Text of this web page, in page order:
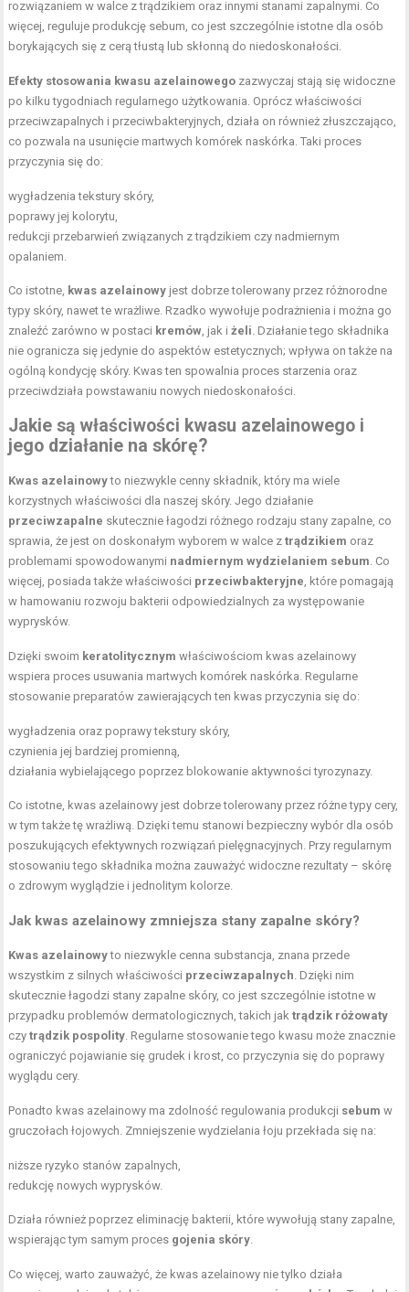
rozwiązaniem w walce z trądzikiem oraz innymi stanami zapalnymi. Co
więcej, reguluje produkcję sebum, co jest szczególnie istotne dla osób
borykających się z cerą tłustą lub skłonną do niedoskonałości.
Efekty stosowania kwasu azelainowego zazwyczaj stają się widoczne
po kilku tygodniach regularnego użytkowania. Oprócz właściwości
przeciwzapalnych i przeciwbakteryjnych, działa on również złuszczająco,
co pozwala na usunięcie martwych komórek naskórka. Taki proces
przyczynia się do:
wygładzenia tekstury skóry,
poprawy jej kolorytu,
redukcji przebarwień związanych z trądzikiem czy nadmiernym
opalaniem.
Co istotne, kwas azelainowy jest dobrze tolerowany przez różnorodne
typy skóry, nawet te wrażliwe. Rzadko wywołuje podrażnienia i można go
znaleźć zarówno w postaci kremów , jak iżeli . Działanie tego składnika
nie ogranicza się jedynie do aspektów estetycznych; wpływa on także na
ogólną kondycję skóry. Kwas ten spowalnia proces starzenia oraz
przeciwdziała powstawaniu nowych niedoskonałości.
Jakie są właściwości kwasu azelainowego i
jego działanie na skórę?
Kwas azelainowyto niezwykle cenny składnik, który ma wiele
korzystnych właściwości dla naszej skóry. Jego działanie
przeciwzapalne skutecznie łagodzi różnego rodzaju stany zapalne, co
sprawia, że jest on doskonałym wyborem w walce ztrądzikiem oraz
problemami spowodowanymi nadmiernym wydzielaniem sebum . Co
więcej, posiada także właściwości przeciwbakteryjne , które pomagają
w hamowaniu rozwoju bakterii odpowiedzialnych za występowanie
wyprysków.
Dzięki swoim keratolitycznym właściwościom kwas azelainowy
wspiera proces usuwania martwych komórek naskórka. Regularne
stosowanie preparatów zawierających ten kwas przyczynia się do:
wygładzenia oraz poprawy tekstury skóry,
czynienia jej bardziej promienną,
działania wybielającego poprzez blokowanie aktywności tyrozynazy.
Co istotne, kwas azelainowy jest dobrze tolerowany przez różne typy cery,
w tym także tę wrażliwą. Dzięki temu stanowi bezpieczny wybór dla osób
poszukujących efektywnych rozwiązań pielęgnacyjnych. Przy regularnym
stosowaniu tego składnika można zauważyć widoczne rezultaty – skórę
o zdrowym wyglądzie i jednolitym kolorze.
Jak kwas azelainowy zmniejsza stany zapalne skóry?
Kwas azelainowyto niezwykle cenna substancja, znana przede
wszystkim z silnych właściwości przeciwzapalnych . Dzięki nim
skutecznie łagodzi stany zapalne skóry, co jest szczególnie istotne w
przypadku problemów dermatologicznych, takich jaktrądzik różowaty
czytrądzik pospolity . Regularne stosowanie tego kwasu może znacznie
ograniczyć pojawianie się grudek i krost, co przyczynia się do poprawy
wyglądu cery.
Ponadto kwas azelainowy ma zdolność regulowania produkcji sebum w
gruczołach łojowych. Zmniejszenie wydzielania łoju przekłada się na:
niższe ryzyko stanów zapalnych,
redukcję nowych wyprysków.
Działa również poprzez eliminację bakterii, które wywołują stany zapalne,
wspierając tym samym proces gojenia skóry
Co więcej, warto zauważyć, że kwas azelainowy nie tylko działa